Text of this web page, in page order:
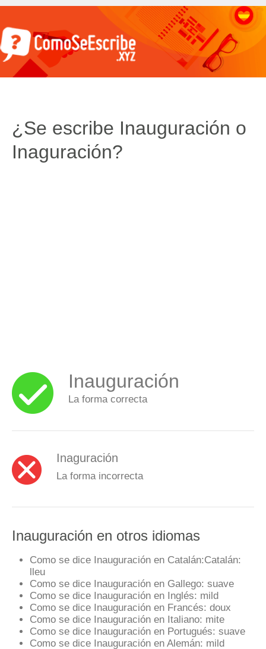
¿Se escribe Inauguración o
Inaguración?
Inauguración
La forma correcta
Inaguración
La forma incorrecta
Inauguración en otros idiomas
Como se dice Inauguración en Catalán:Catalán:
lleu
Como se dice Inauguración en Gallego: suave
Como se dice Inauguración en Inglés: mild
Como se dice Inauguración en Francés: doux
Como se dice Inauguración en Italiano: mite
Como se dice Inauguración en Portugués: suave
Como se dice Inauguración en Alemán: mild